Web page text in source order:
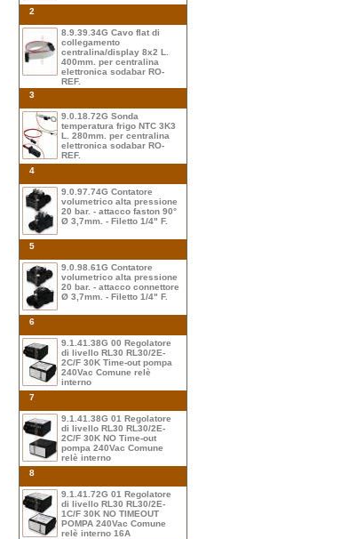
2
8.9.39.34G Cavo flat di
collegamento
centralina/display 8x2 L.
400mm. per centralina
elettronica sodabar RO-
REF.
3
9.0.18.72G Sonda
temperatura frigo NTC 3K3
L. 280mm. per centralina
elettronica sodabar RO-
REF.
4
9.0.97.74G Contatore
volumetrico alta pressione
20 bar. - attacco faston 90°
Ø 3,7mm. - Filetto 1/4" F.
5
9.0.98.61G Contatore
volumetrico alta pressione
20 bar. - attacco connettore
Ø 3,7mm. - Filetto 1/4" F.
6
9.1.41.38G 00 Regolatore
di livello RL30 RL30/2E-
2C/F 30K Time-out pompa
240Vac Comune relè
interno
7
9.1.41.38G 01 Regolatore
di livello RL30 RL30/2E-
2C/F 30K NO Time-out
pompa 240Vac Comune
relè interno
8
9.1.41.72G 01 Regolatore
di livello RL30 RL30/2E-
1C/F 30K NO TIMEOUT
POMPA 240Vac Comune
relè interno 16A